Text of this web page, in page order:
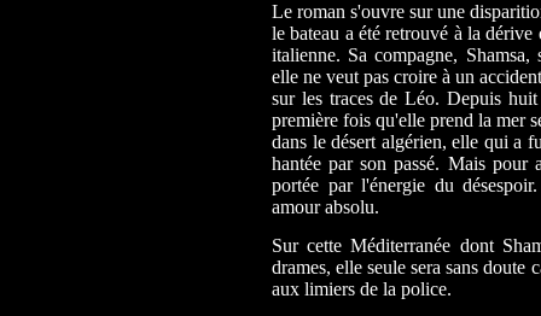
Le roman s'ouvre sur une
le bateau a été retrouvé à la
italienne. Sa compagne,
elle ne veut pas croire à un
sur les traces de Léo. Depuis
première fois qu'elle prend la mer
dans le désert algérien, elle qui a
hantée par son passé. Mais
portée par l'énergie du
amour absolu.
Sur cette Méditerranée dont
drames, elle seule sera sans doute
aux limiers de la police.